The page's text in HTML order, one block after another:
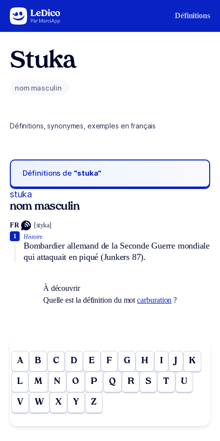
Aller au contenu Définitions
Stuka
nom masculin
Définitions, synonymes, exemples en français
Définitions de “stuka“
stuka
nom masculin
FR [styka]
Histoire.
Bombardier allemand de la Seconde Guerre mondiale
qui attaquait en piqué (Junkers 87).
1
À découvrir
Quelle est la définition du motcarburation ?
A B C D E F G H I J K
L M N O P Q R S T U
V W X Y Z